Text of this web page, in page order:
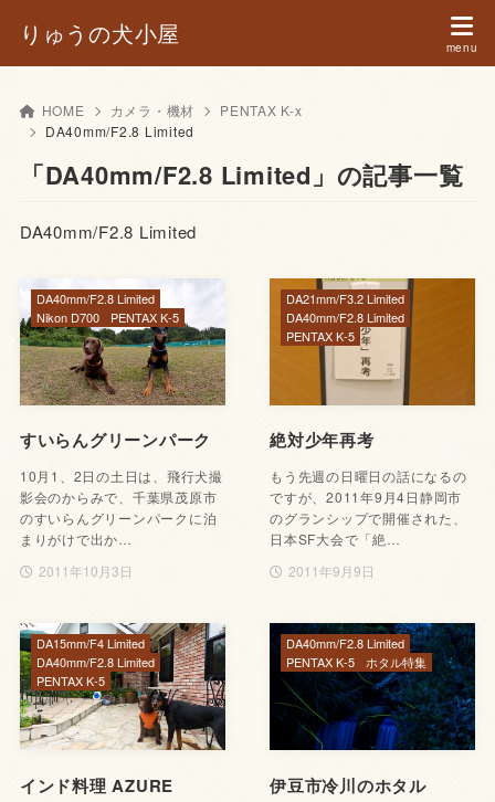
りゅうの犬小屋
HOME カメラ・機材
PENTAX K-x
DA40mm/F2.8 Limited
「DA40mm/F2.8 Limited」の記事一覧
DA40mm/F2.8 Limited
すいらんグリーンパーク
10月1、2日の土日は、飛行犬撮
影会のからみで、千葉県茂原市
のすいらんグリーンパークに泊
まりがけで出か…
2011年10月3日
DA40mm/F2.8 Limited
Nikon D700
PENTAX K-5
絶対少年再考
もう先週の日曜日の話になるの
ですが、2011年9月4日静岡市
のグランシップで開催された、
日本SF大会で「絶…
2011年9月9日
DA21mm/F3.2 Limited
DA40mm/F2.8 Limited
PENTAX K-5
インド料理 AZURE
DA15mm/F4 Limited
DA40mm/F2.8 Limited
PENTAX K-5
伊豆市冷川のホタル
DA40mm/F2.8 Limited
PENTAX K-5
ホタル特集